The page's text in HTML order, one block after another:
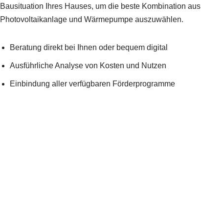
Bausituation Ihres Hauses, um die beste Kombination aus
Photovoltaikanlage und Wärmepumpe auszuwählen.
Beratung direkt bei Ihnen oder bequem digital
Ausführliche Analyse von Kosten und Nutzen
Einbindung aller verfügbaren Förderprogramme